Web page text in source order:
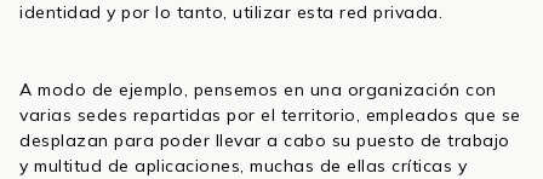
identidad y por lo tanto, utilizar esta red privada.
A modo de ejemplo, pensemos en una organización con
varias sedes repartidas por el territorio, empleados que se
desplazan para poder llevar a cabo su puesto de trabajo
y multitud de aplicaciones, muchas de ellas críticas y